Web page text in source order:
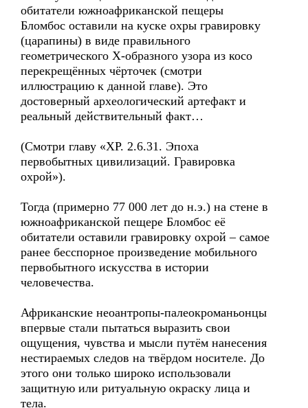
обитатели южноафриканской пещеры
Бломбос оставили на куске охры гравировку
(царапины) в виде правильного
геометрического Х-образного узора из косо
перекрещённых чёрточек (смотри
иллюстрацию к данной главе). Это
достоверный археологический артефакт и
реальный действительный факт…
(Смотри главу «ХР. 2.6.31. Эпоха
первобытных цивилизаций. Гравировка
охрой»).
Тогда (примерно 77 000 лет до н.э.) на стене в
южноафриканской пещере Бломбос её
обитатели оставили гравировку охрой – самое
ранее бесспорное произведение мобильного
первобытного искусства в истории
человечества.
Африканские неоантропы-палеокроманьонцы
впервые стали пытаться выразить свои
ощущения, чувства и мысли путём нанесения
нестираемых следов на твёрдом носителе. До
этого они только широко использовали
защитную или ритуальную окраску лица и
тела.